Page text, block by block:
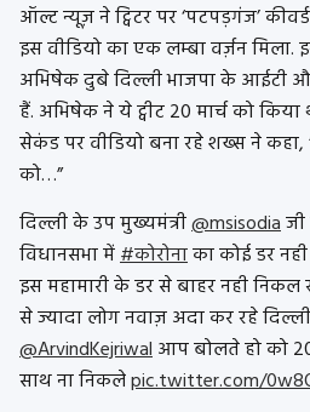
ऑल्ट न्यूज़ ने ट्विटर पर ‘पटपड़गंज’
इस वीडियो का एक लम्बा वर्ज़न मिला.
अभिषेक दुबे दिल्ली भाजपा के आईटी
हैं. अभिषेक ने ये ट्वीट 20 मार्च को किया
सेकंड पर वीडियो बना रहे शख्स ने
को…”
दिल्ली के उप मुख्यमंत्री@msisodia
विधानसभा में#कोरोनाका कोई डर
इस महामारी के डर से बाहर नही निकल
से ज्यादा लोग नवाज़ अदा कर रहे
@ArvindKejriwalआप बोलते हो को
साथ ना निकलेpic.twitter.com/